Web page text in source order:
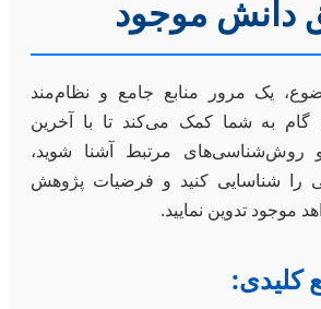
دانش موجود
یک مرور منابع جامع و نظام‌مند
به شما کمک می‌کند تا با آخرین
و روش‌شناسی‌های مرتبط آشنا شوید،
را شناسایی کنید و فرضیات پژوهش
موجود تدوین نمایید.
کلیدی: